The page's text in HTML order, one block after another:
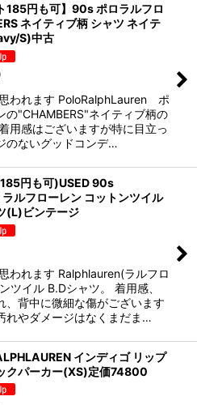
185円も可】90s ポロラルフロ
ネイティブ柄 シャツ ネイテ
S)中古
われます PoloRalphLauren ポ
の"CHAMBERS"ネイティブ柄の
用感はございますが特に目立っ
のないグッドコンデ…
円も可)USED 90s
ルフローレン コットンツイル
(L)ビンテージ
われます Ralphlauren(ラルフロ
ツイル B.Dシャツ。 着用感、
、背中に微細な傷がございます
れやダメージはなくまだま…
インディゴ リップ
クパーカー(XS)定価74800